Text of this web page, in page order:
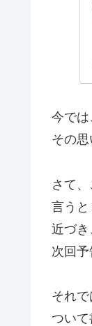
今では
その思
さて
言う
近づき
次回予
それ
ついて